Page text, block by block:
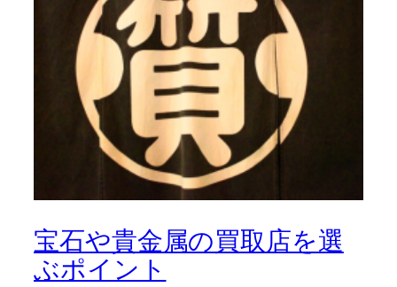
宝石や貴金属の買取店を選
ぶポイント